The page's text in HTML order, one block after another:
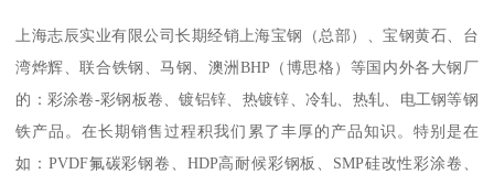
上海志辰实业有限公司长期经销上海宝钢（总部）、宝钢黄石、台
湾烨辉、联合铁钢、马钢、澳洲BHP（博思格）等国内外各大钢厂
的：彩涂卷-彩钢板卷、镀铝锌、热镀锌、冷轧、热轧、电工钢等钢
铁产品。在长期销售过程积我们累了丰厚的产品知识。特别是在
如：PVDF氟碳彩钢卷、HDP高耐候彩钢板、SMP硅改性彩涂卷、